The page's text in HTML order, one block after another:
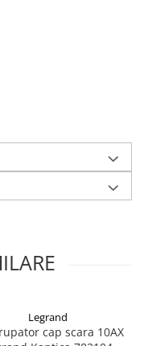
Legrand
cap scara 10AX